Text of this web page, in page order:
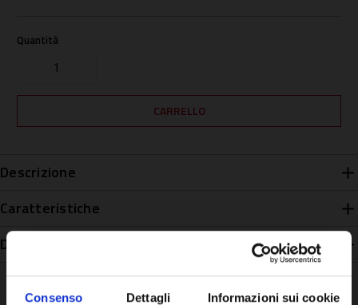
Consenso Dettagli Informazioni sui cookie
Quantità
Descrizione
Caratteristiche
Disponibilità